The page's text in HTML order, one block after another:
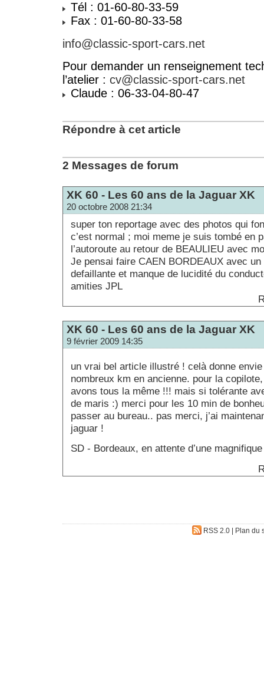
Tél : 01-60-80-33-59
Fax : 01-60-80-33-58
info@classic-sport-cars.net
Pour demander un renseignement
l’atelier : cv@classic-sport-cars.net
Claude : 06-33-04-80-47
Répondre à cet article
2 Messages de forum
XK 60 - Les 60 ans de la Jaguar XK
20 octobre 2008 21:34
super ton reportage avec des photos qui
c’est normal ; moi meme je suis tombé en
l’autoroute au retour de BEAULIEU avec
Je pensai faire CAEN BORDEAUX avec
defaillante et manque de lucidité du
amities JPL
XK 60 - Les 60 ans de la Jaguar XK
9 février 2009 14:35
un vrai bel article illustré ! celà donne
nombreux km en ancienne. pour la
avons tous la même !!! mais si tolérante
de maris :) merci pour les 10 min de
passer au bureau.. pas merci, j’ai
jaguar !
SD - Bordeaux, en attente d’une
RSS 2.0| Plan du